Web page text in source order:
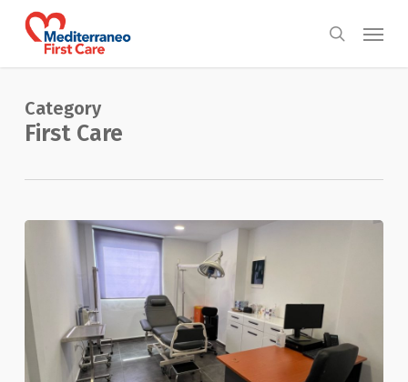
search
Menu
Category
First Care